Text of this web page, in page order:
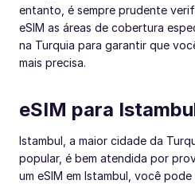
entanto, é sempre prudente
eSIM as áreas de cobertura
na Turquia para garantir que
mais precisa.
eSIM para
Istambul, a maior cidade da
popular, é bem atendida por
um eSIM em Istambul, você